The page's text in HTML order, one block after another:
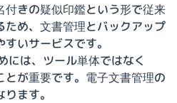
付きの疑似印鑑という形で従来
ため、文書管理とバックアップ
いサービスです。
には、ツール単体ではなく
とが重要です。電子文書管理の
ます。